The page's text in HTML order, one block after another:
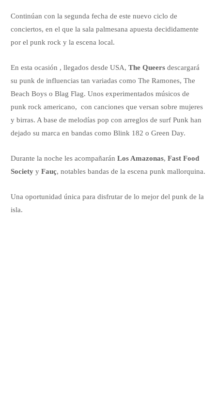
Continúan con la segunda fecha de este nuevo ciclo de
conciertos, en el que la sala palmesana apuesta decididamente
por el punk rock y la escena local.
En esta ocasión , llegados desde USA,The Queers descargará
su punk de influencias tan variadas como The Ramones, The
Beach Boys o Blag Flag. Unos experimentados músicos de
punk rock americano, con canciones que versan sobre mujeres
y birras. A base de melodías pop con arreglos de surf Punk han
dejado su marca en bandas como Blink 182 o Green Day.
Durante la noche les acompañaránLos Amazonas,Fast Food
Society yFauç, notables bandas de la escena punk mallorquina.
Una oportunidad única para disfrutar de lo mejor del punk de la
isla.